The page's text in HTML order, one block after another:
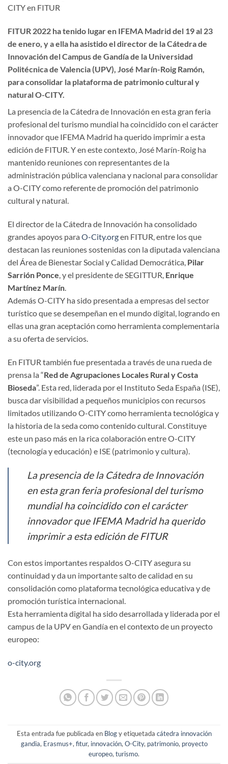
CITY en FITUR
FITUR 2022 ha tenido lugar en IFEMA Madrid del 19 al 23
de enero, y a ella ha asistido el director de la Cátedra de
Innovación del Campus de Gandía de la Universidad
Politécnica de Valencia (UPV), José Marín-Roig Ramón,
para consolidar la plataforma de patrimonio cultural y
natural O-CITY.
La presencia de la Cátedra de Innovación en esta gran feria
profesional del turismo mundial ha coincidido con el carácter
innovador que IFEMA Madrid ha querido imprimir a esta
edición de FITUR. Y en este contexto, José Marín-Roig ha
mantenido reuniones con representantes de la
administración pública valenciana y nacional para consolidar
a O-CITY como referente de promoción del patrimonio
cultural y natural.
El director de la Cátedra de Innovación ha consolidado
grandes apoyos para O-City.orgen FITUR, entre los que
destacan las reuniones sostenidas con la diputada valenciana
del Área de Bienestar Social y Calidad Democrática, Pilar
Sarrión Ponce , y el presidente de SEGITTUR, Enrique
Martínez Marín
Además O-CITY ha sido presentada a empresas del sector
turístico que se desempeñan en el mundo digital, logrando en
ellas una gran aceptación como herramienta complementaria
a su oferta de servicios.
En FITUR también fue presentada a través de una rueda de
prensa la “Red de Agrupaciones Locales Rural y Costa
Bioseda”. Esta red, liderada por el Instituto Seda España (ISE),
busca dar visibilidad a pequeños municipios con recursos
limitados utilizando O-CITY como herramienta tecnológica y
la historia de la seda como contenido cultural. Constituye
este un paso más en la rica colaboración entre O-CITY
(tecnología y educación) e ISE (patrimonio y cultura).
La presencia de la Cátedra de Innovación
en esta gran feria profesional del turismo
mundial ha coincidido con el carácter
innovador que IFEMA Madrid ha querido
imprimir a esta edición de FITUR
Con estos importantes respaldos O-CITY asegura su
continuidad y da un importante salto de calidad en su
consolidación como plataforma tecnológica educativa y de
promoción turística internacional.
Esta herramienta digital ha sido desarrollada y liderada por el
campus de la UPV en Gandía en el contexto de un proyecto
europeo:
o-city.org
Esta entrada fue publicada en Blogy etiquetada cátedra innovación
gandia, Erasmus+,fitur, innovación,O-City, patrimonio, proyecto
europeo,turismo.